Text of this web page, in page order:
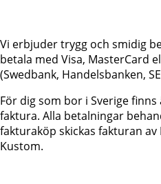
Vi erbjuder trygg och smidig
betala med Visa, MasterCard
(Swedbank, Handelsbanken,
För dig som bor i Sverige
faktura. Alla betalningar
fakturaköp skickas fakturan
Kustom.